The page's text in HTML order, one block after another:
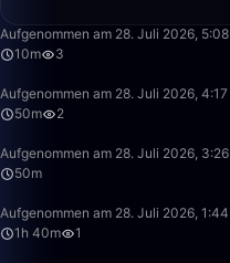
Aufgenommen am 28. Juli 2026, 5:08
10m
3
Aufgenommen am 28. Juli 2026, 4:17
50m
2
Aufgenommen am 28. Juli 2026, 3:26
50m
Aufgenommen am 28. Juli 2026, 1:44
1h 40m
1